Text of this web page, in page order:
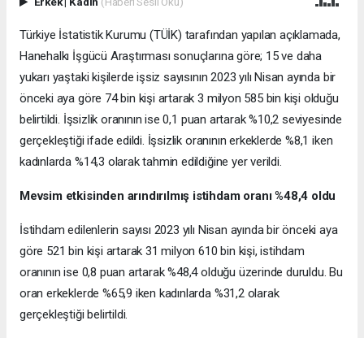
Türkiye İstatistik Kurumu (TÜİK) tarafından yapılan açıklamada,
Hanehalkı İşgücü Araştırması sonuçlarına göre; 15 ve daha
yukarı yaştaki kişilerde işsiz sayısının 2023 yılı Nisan ayında bir
önceki aya göre 74 bin kişi artarak 3 milyon 585 bin kişi olduğu
belirtildi. İşsizlik oranının ise 0,1 puan artarak %10,2 seviyesinde
gerçekleştiği ifade edildi. İşsizlik oranının erkeklerde %8,1 iken
kadınlarda %14,3 olarak tahmin edildiğine yer verildi.
Mevsim etkisinden arındırılmış istihdam oranı %48,4 oldu
İstihdam edilenlerin sayısı 2023 yılı Nisan ayında bir önceki aya
göre 521 bin kişi artarak 31 milyon 610 bin kişi, istihdam
oranının ise 0,8 puan artarak %48,4 olduğu üzerinde duruldu. Bu
oran erkeklerde %65,9 iken kadınlarda %31,2 olarak
gerçekleştiği belirtildi.